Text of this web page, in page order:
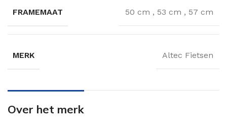
FRAMEMAAT 50 cm , 53 cm , 57 cm
MERK Altec Fietsen
Over het merk